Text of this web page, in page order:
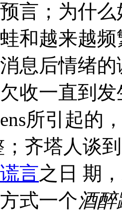
预言 ；为什
和越来越频
息后情绪的
收一直到
所引起的
；齐塔人谈
言之日 期
式一个酒